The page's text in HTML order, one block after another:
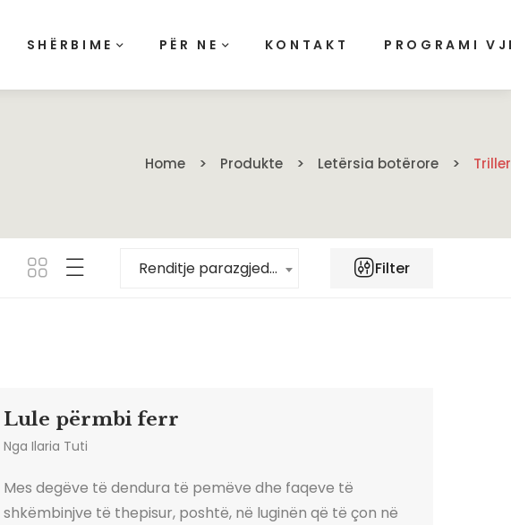
SHËRBIME PËR NE KONTAKT PROGRAMI
Home Produkte Letërsia botërore Triller
Renditje parazgjedhje Filter
Lule përmbi ferr
Nga Ilaria Tuti
Mes degëve të dendura të pemëve dhe faqeve të
shkëmbinjve të thepisur, poshtë, në luginën që të çon në